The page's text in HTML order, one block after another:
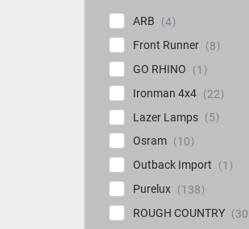
ARB
4
Front Runner
8
GO RHINO
1
Ironman 4x4
22
Lazer Lamps
5
Osram
10
Outback Import
1
Purelux
138
ROUGH COUNTRY
30